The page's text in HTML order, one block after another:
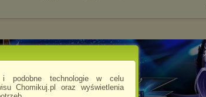
i podobne technologie w celu
Chomikuj.pl oraz wyświetlenia